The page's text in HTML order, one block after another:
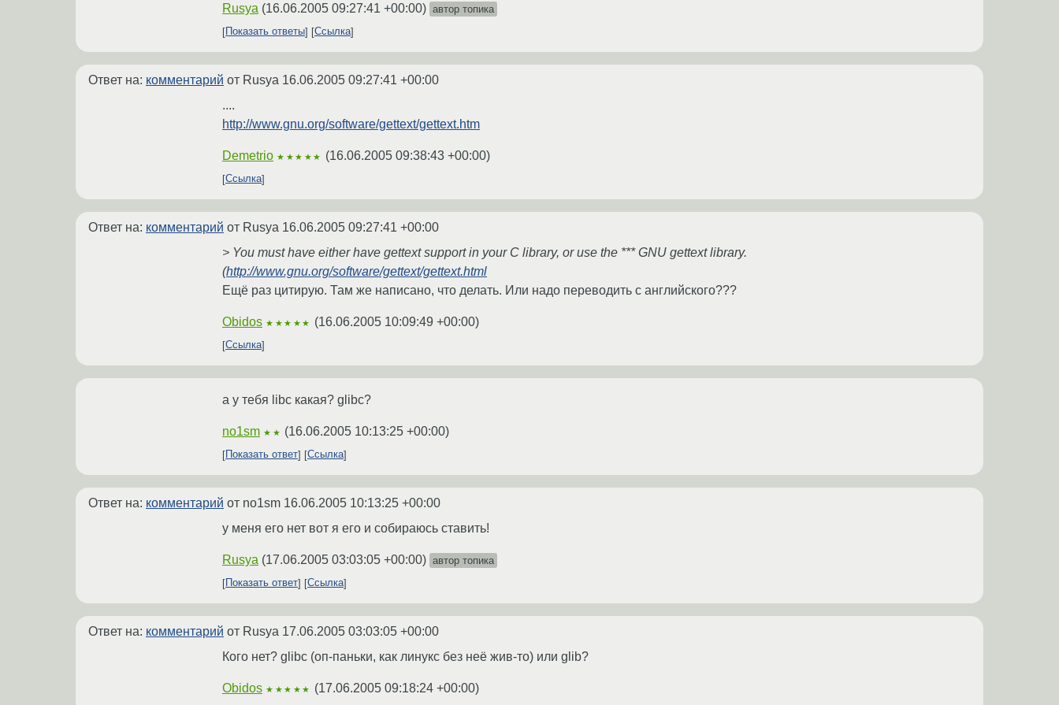
Rusya (16.06.2005 09:27:41 +00:00) автор топика
Показать ответы
Ссылка
Ответ на: комментарий от Rusya 16.06.2005 09:27:41 +00:00
....
http://www.gnu.org/software/gettext/gettext.htm
Demetrio ★★★★★ (16.06.2005 09:38:43 +00:00)
Ссылка
Ответ на: комментарий от Rusya 16.06.2005 09:27:41 +00:00
> You must have either have gettext support in your C library, or use the *** GNU gettext library.
(http://www.gnu.org/software/gettext/gettext.html
Ещё раз цитирую. Там же написано, что делать. Или надо переводить с английского???
Obidos ★★★★★ (16.06.2005 10:09:49 +00:00)
Ссылка
а у тебя libc какая? glibc?
no1sm ★★ (16.06.2005 10:13:25 +00:00)
Показать ответ Ссылка
Ответ на: комментарий от no1sm 16.06.2005 10:13:25 +00:00
у меня его нет вот я его и собираюсь ставить!
Rusya (17.06.2005 03:03:05 +00:00) автор топика
Показать ответ
Ссылка
Ответ на: комментарий от Rusya 17.06.2005 03:03:05 +00:00
Кого нет? glibc (оп-паньки, как линукс без неё жив-то) или glib?
Obidos ★★★★★ (17.06.2005 09:18:24 +00:00)